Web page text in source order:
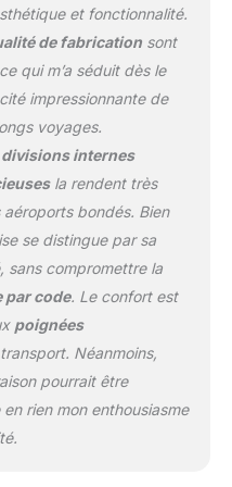
optimal de
pendant vos
y compris en
&
: La coque
légère et robuste,
efficacement vos
personnels. Grâce
SECURITECH
par DELSEY
et à la serrure TSA,
valise soute assure
sécurité renforcée
de tous vos
UNE
MONDIALE :
de la garantie
de 3 ans.
toutes questions,
et fonctionnalité.
de fabricationsont
qui m’a séduit dès le
impressionnante de
voyages.
divisions internes
la rendent très
bondés. Bien
se distingue par sa
compromettre la
par code. Le confort est
poignées
Néanmoins,
pourrait être
rien mon enthousiasme